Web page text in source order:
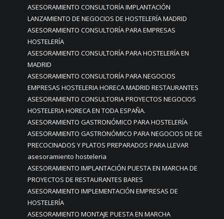
ASESORAMIENTO CONSULTORÍA IMPLANTACIÓN
LANZAMIENTO DE NEGOCIOS DE HOSTELERÍA MADRID
ASESORAMIENTO CONSULTORÍA PARA EMPRESAS
HOSTELERÍA
ASESORAMIENTO CONSULTORÍA PARA HOSTELERÍA EN
MADRID
ASESORAMIENTO CONSULTORÍA PARA NEGOCIOS
EMPRESAS HOSTELERIA HORECA MADRID RESTAURANTES
ASESORAMIENTO CONSULTORIA PROYECTOS NEGOCIOS
HOSTELERIA HORECA EN TODA ESPAÑA.
ASESORAMIENTO GASTRONÓMICO PARA HOSTELERÍA
ASESORAMIENTO GASTRONÓMICO PARA NEGOCIOS DE DE
PRECOCINADOS Y PLATOS PREPARADOS PARA LLEVAR
asesoramiento hosteleria
ASESORAMIENTO IMPLANTACIÓN PUESTA EN MARCHA DE
PROYECTOS DE RESTAURANTES BARES
ASESORAMIENTO IMPLEMENTACIÓN EMPRESAS DE
HOSTELERÍA
ASESORAMIENTO MONTAJE PUESTA EN MARCHA